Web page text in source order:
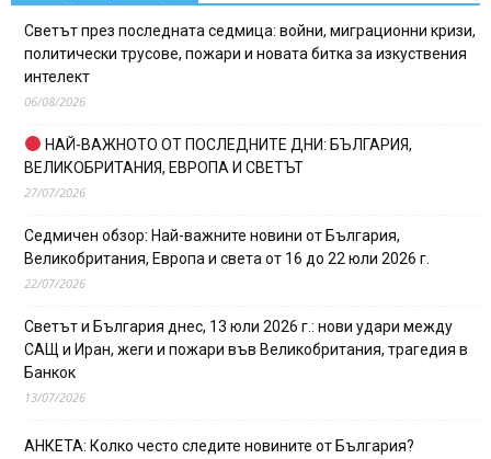
Светът през последната седмица: войни, миграционни кризи,
политически трусове, пожари и новата битка за изкуствения
интелект
06/08/2026
НАЙ-ВАЖНОТО ОТ ПОСЛЕДНИТЕ ДНИ: БЪЛГАРИЯ,
ВЕЛИКОБРИТАНИЯ, ЕВРОПА И СВЕТЪТ
27/07/2026
Седмичен обзор: Най-важните новини от България,
Великобритания, Европа и света от 16 до 22 юли 2026 г.
22/07/2026
Светът и България днес, 13 юли 2026 г.: нови удари между
САЩ и Иран, жеги и пожари във Великобритания, трагедия в
Банкок
13/07/2026
АНКЕТА: Колко често следите новините от България?